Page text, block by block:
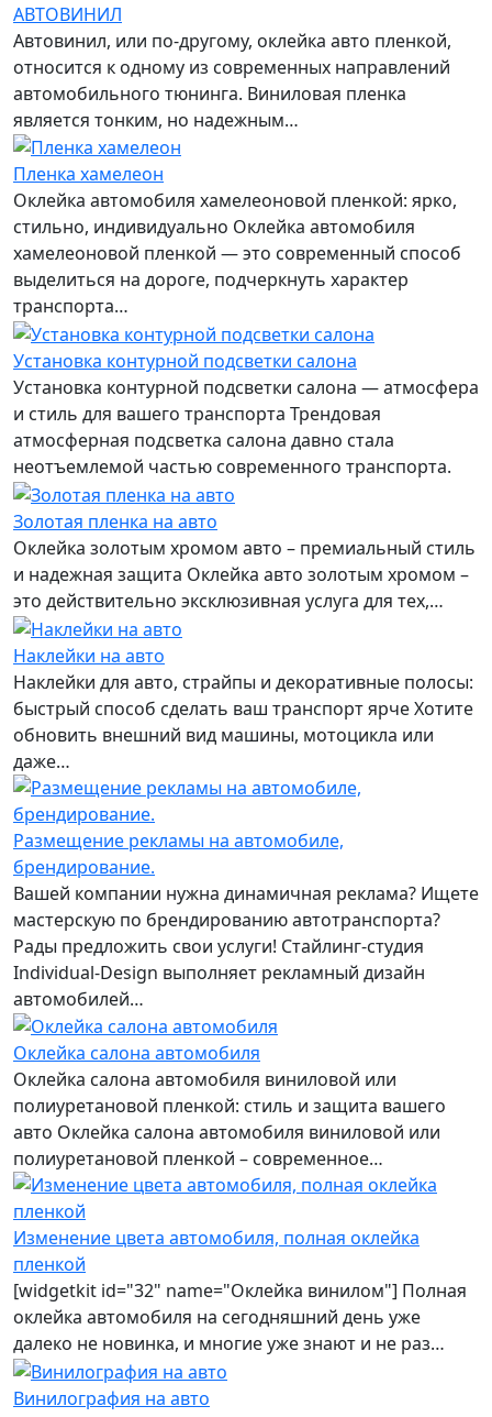
АВТОВИНИЛ
Автовинил, или по-другому, оклейка авто пленкой,
относится к одному из современных направлений
автомобильного тюнинга. Виниловая пленка
является тонким, но надежным…
Пленка хамелеон
Оклейка автомобиля хамелеоновой пленкой: ярко,
стильно, индивидуально Оклейка автомобиля
хамелеоновой пленкой — это современный способ
выделиться на дороге, подчеркнуть характер
транспорта…
Установка контурной подсветки салона
Установка контурной подсветки салона — атмосфера
и стиль для вашего транспорта Трендовая
атмосферная подсветка салона давно стала
неотъемлемой частью современного транспорта.
Золотая пленка на авто
Оклейка золотым хромом авто – премиальный стиль
и надежная защита Оклейка авто золотым хромом –
это действительно эксклюзивная услуга для тех,…
Наклейки на авто
Наклейки для авто, страйпы и декоративные полосы:
быстрый способ сделать ваш транспорт ярче Хотите
обновить внешний вид машины, мотоцикла или
даже…
Размещение рекламы на автомобиле,
брендирование.
Вашей компании нужна динамичная реклама? Ищете
мастерскую по брендированию автотранспорта?
Рады предложить свои услуги! Стайлинг-студия
Individual-Design выполняет рекламный дизайн
автомобилей…
Оклейка салона автомобиля
Оклейка салона автомобиля виниловой или
полиуретановой пленкой: стиль и защита вашего
авто Оклейка салона автомобиля виниловой или
полиуретановой пленкой – современное…
Изменение цвета автомобиля, полная оклейка
пленкой
[widgetkit id="32" name="Оклейка винилом"] Полная
оклейка автомобиля на сегодняшний день уже
далеко не новинка, и многие уже знают и не раз…
Винилография на авто